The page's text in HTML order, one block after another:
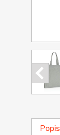
Popis